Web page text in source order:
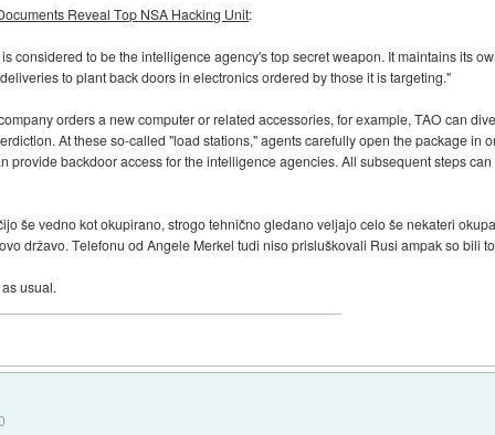
Reveal Top NSA Hacking Unit:
considered to be the intelligence agency's top secret weapon. It maintains its
to plant back doors in electronics ordered by those it is targeting."
orders a new computer or related accessories, for example, TAO can
At these so-called "load stations," agents carefully open the package in
provide backdoor access for the intelligence agencies. All subsequent steps
še vedno kot okupirano, strogo tehnično gledano veljajo celo še nekateri
državo. Telefonu od Angele Merkel tudi niso prisluškovali Rusi ampak so bili
usual.